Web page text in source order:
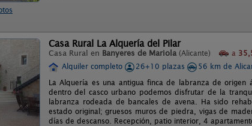
Casa Rural La Alquería del Pilar
Casa Rural en Banyeres de Mariola (Alicante) a
Alquiler completo
26+10 plazas 56 km de
La Alquería es una antigua finca de labranza de origen
dentro del casco urbano podemos disfrutar de la
labranza rodeada de bancales de avena. Ha sido
estado original; gruesos muros de piedra, vigas de
días de descanso. Recepción, patio interior, 4